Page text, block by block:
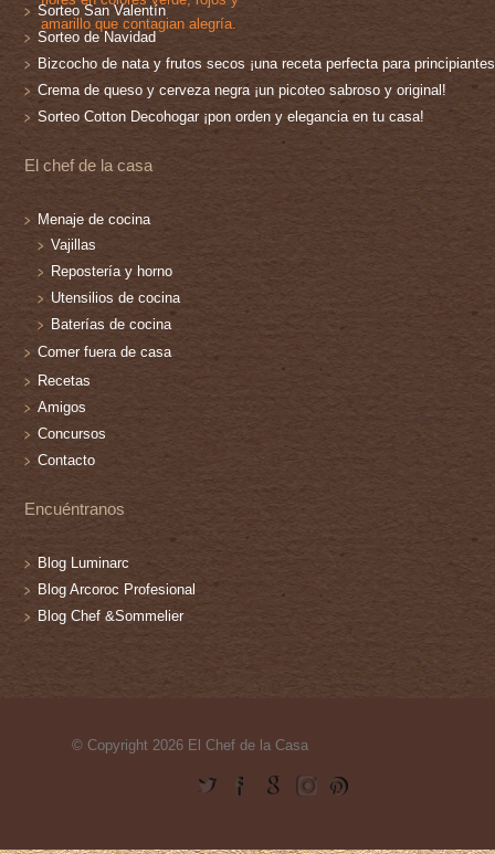
Sorteo San Valentín
Sorteo de Navidad
Bizcocho de nata y frutos secos ¡una receta perfecta para
Crema de queso y cerveza negra ¡un picoteo sabroso y original!
Sorteo Cotton Decohogar ¡pon orden y elegancia en tu casa!
El chef de la casa
Menaje de cocina
Vajillas
Repostería y horno
Utensilios de cocina
Baterías de cocina
Comer fuera de casa
Recetas
Amigos
Concursos
Contacto
Encuéntranos
Blog Luminarc
Blog Arcoroc Profesional
Blog Chef &Sommelier
© Copyright 2026 El Chef de la Casa